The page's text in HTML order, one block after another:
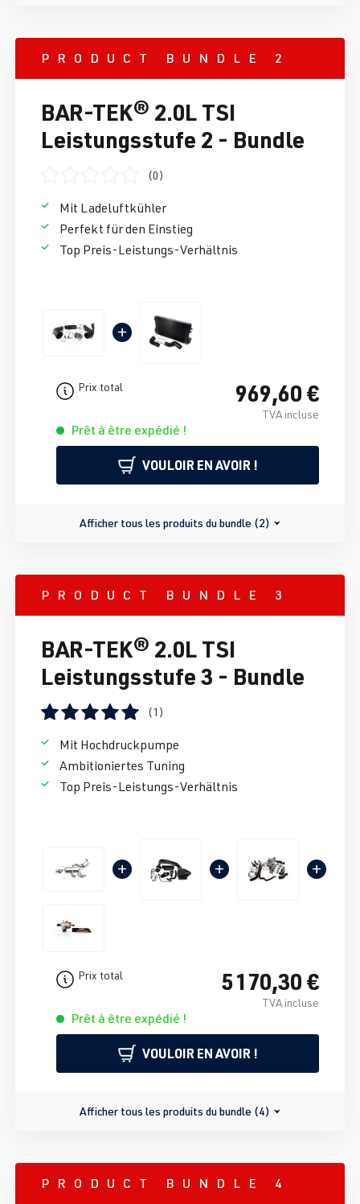
PRODUCT BUNDLE 2
BAR-TEK® 2.0L TSI
Leistungsstufe 2 - Bundle
(0)
Mit Ladeluftkühler
Perfekt für den Einstieg
Top Preis-Leistungs-Verhältnis
+
Prix total 969,60 €
TVA incluse
Prêt à être expédié !
VOULOIR EN AVOIR !
Afficher tous les produits du bundle (2)
PRODUCT BUNDLE 3
BAR-TEK® 2.0L TSI
Leistungsstufe 3 - Bundle
(1)
Mit Hochdruckpumpe
Ambitioniertes Tuning
Top Preis-Leistungs-Verhältnis
+ + +
Prix total 5 170,30 €
TVA incluse
Prêt à être expédié !
VOULOIR EN AVOIR !
Afficher tous les produits du bundle (4)
PRODUCT BUNDLE 4